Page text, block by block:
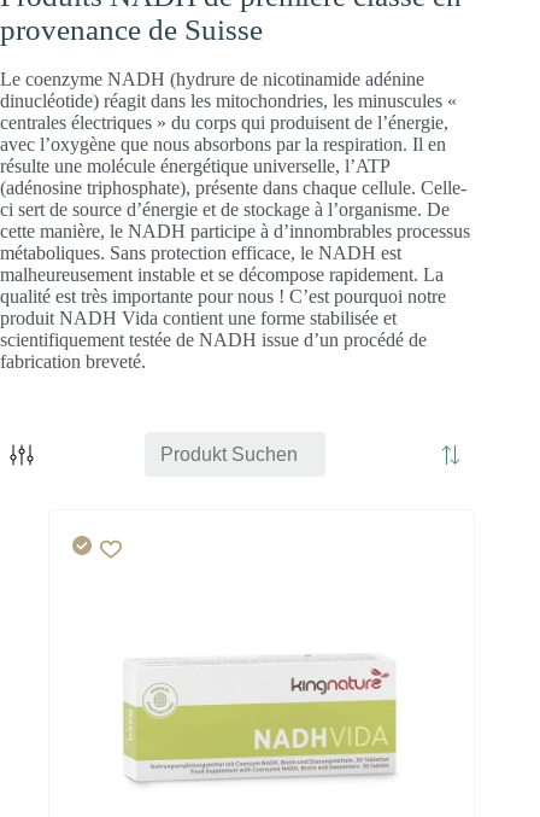
Cœur Énergie
provenance de Suisse
Le coenzyme NADH (hydrure de nicotinamide adénine
dinucléotide) réagit dans les mitochondries, les minuscules «
centrales électriques » du corps qui produisent de l’énergie,
avec l’oxygène que nous absorbons par la respiration. Il en
résulte une molécule énergétique universelle, l’ATP
(adénosine triphosphate), présente dans chaque cellule. Celle-
ci sert de source d’énergie et de stockage à l’organisme. De
cette manière, le NADH participe à d’innombrables processus
métaboliques. Sans protection efficace, le NADH est
malheureusement instable et se décompose rapidement. La
qualité est très importante pour nous ! C’est pourquoi notre
produit NADH Vida contient une forme stabilisée et
scientifiquement testée de NADH issue d’un procédé de
fabrication breveté.